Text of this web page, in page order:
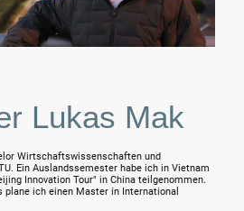
Lukas Mak
Wirtschaftswissenschaften und
Ein Auslandssemester habe ich in Vietnam
Innovation Tour" in China teilgenommen.
plane ich einen Master in International